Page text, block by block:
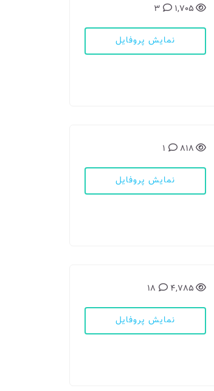
1,705
3
نمایش پروفایل
818
1
نمایش پروفایل
4,785
18
نمایش پروفایل